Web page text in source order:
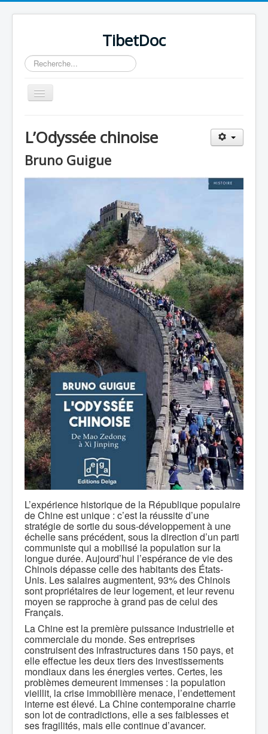
TibetDoc
Rechercher
Basculer
la
≡
L’Odyssée chinoise
Bruno Guigue
L’expérience historique de la République populaire
de Chine est unique : c’est la réussite d’une
stratégie de sortie du sous-développement à une
échelle sans précédent, sous la direction d’un parti
communiste qui a mobilisé la population sur la
longue durée. Aujourd’hui l’espérance de vie des
Chinois dépasse celle des habitants des États-
Unis. Les salaires augmentent, 93% des Chinois
sont propriétaires de leur logement, et leur revenu
moyen se rapproche à grand pas de celui des
Français.
La Chine est la première puissance industrielle et
commerciale du monde. Ses entreprises
construisent des infrastructures dans 150 pays, et
elle effectue les deux tiers des investissements
mondiaux dans les énergies vertes. Certes, les
problèmes demeurent immenses : la population
vieillit, la crise immobilière menace, l’endettement
interne est élevé. La Chine contemporaine charrie
son lot de contradictions, elle a ses faiblesses et
ses fragilités, mais elle continue d’avancer.